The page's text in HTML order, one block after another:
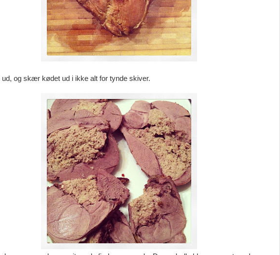
ud, og skær kødet ud i ikke alt for tynde skiver.